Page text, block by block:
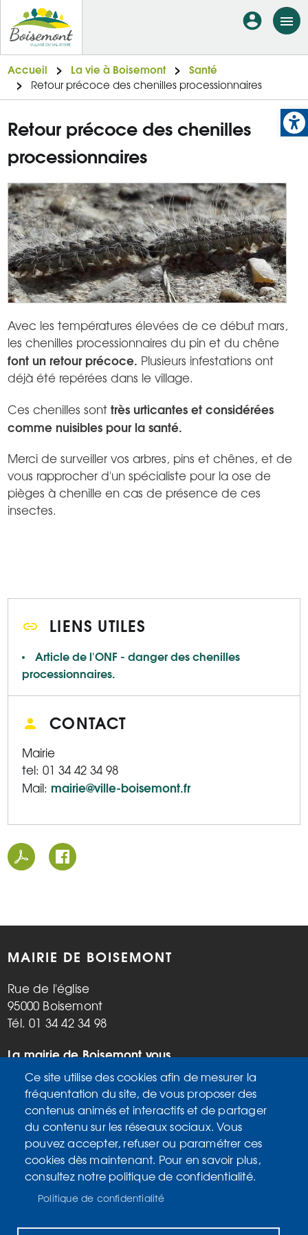
En-
Accueil La vie à Boisemont Santé
Retour précoce des chenilles processionnaires
Retour précoce des chenilles
processionnaires
Avec les températures élevées de ce début mars,
les chenilles processionnaires du pin et du chêne
font un retour précoce. Plusieurs infestations ont
déjà été repérées dans le village.
Ces chenilles sont très urticantes et considérées
comme nuisibles pour la santé.
Merci de surveiller vos arbres, pins et chênes, et de
vous rapprocher d'un spécialiste pour la ose de
pièges à chenille en cas de présence de ces
insectes.
LIENS UTILES
Article de l'ONF - danger des chenilles
processionnaires.
CONTACT
Mairie
tel: 01 34 42 34 98
Mail: mairie@ville-boisemont.fr
MAIRIE DE BOISEMONT
Rue de l'église
95000 Boisemont
Tél. 01 34 42 34 98
La mairie de Boisemont vous
accueille :
Mardi, vendredi de 9h à 12h et de
14h à 17h
Mercredi de 14h à 17h
Samedi de 9h à 12h
MENU
PIED
Accueil
Plan du site
Ce site utilise des cookies afin de mesurer la
fréquentation du site, de vous proposer des
contenus animés et interactifs et de partager
du contenu sur les réseaux sociaux. Vous
pouvez accepter, refuser ou paramétrer ces
cookies dès maintenant. Pour en savoir plus,
consultez notre politique de confidentialité.
Politique de confidentialité